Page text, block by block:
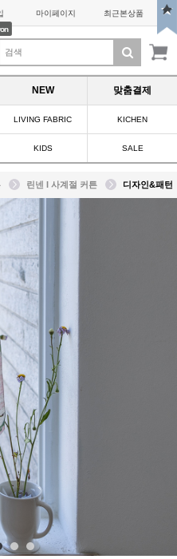
마이페이지 최근본상품
NEW 맞춤결제
LIVING FABRIC KICHEN
KIDS SALE
린넨 I 사계절 커튼 디자인&패턴